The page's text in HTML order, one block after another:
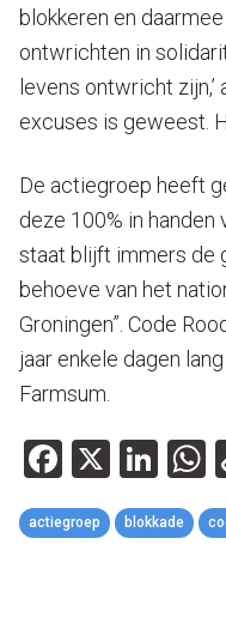
blokkeren en
ontwrichten in
levens ontwricht zijn,’
excuses is geweest.
De actiegroep heeft
deze 100% in handen
staat blijft immers de
behoeve van het
Groningen”. Code
jaar enkele dagen
Farmsum.
Facebook
X
actiegroep blokkade